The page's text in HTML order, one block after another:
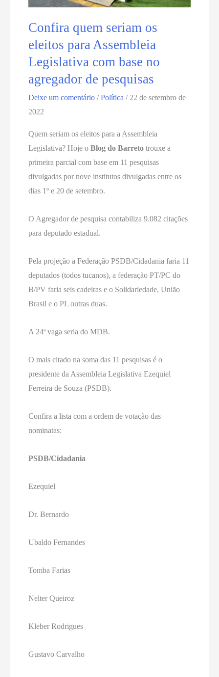
no
de
pesquisas
Confira quem seriam os
eleitos para Assembleia
Legislativa com base no
agregador de pesquisas
Deixe um comentário /Política / 22 de setembro de
2022
Quem seriam os eleitos para a Assembleia
Legislativa? Hoje oBlog do Barreto trouxe a
primeira parcial com base em 11 pesquisas
divulgadas por nove institutos divulgadas entre os
dias 1º e 20 de setembro.
O Agregador de pesquisa contabiliza 9.082 citações
para deputado estadual.
Pela projeção a Federação PSDB/Cidadania faria 11
deputados (todos tucanos), a federação PT/PC do
B/PV faria seis cadeiras e o Solidariedade, União
Brasil e o PL outras duas.
A 24ª vaga seria do MDB.
O mais citado na soma das 11 pesquisas é o
presidente da Assembleia Legislativa Ezequiel
Ferreira de Souza (PSDB).
Confira a lista com a ordem de votação das
nominatas:
PSDB/Cidadania
Ezequiel
Dr. Bernardo
Ubaldo Fernandes
Tomba Farias
Nelter Queiroz
Kleber Rodrigues
Gustavo Carvalho